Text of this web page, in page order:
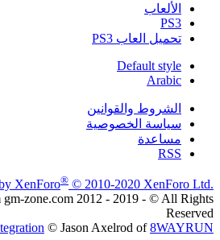
الألعاب
PS3
تحميل العاب PS3
Default style
Arabic
الشروط والقوانين
سياسة الخصوصية
مساعدة
RSS
XenForo® © 2010-2020 XenForo Ltd.
gm-zone.com 2012 - 2019 - © All Rights
Reserved
© Jason Axelrod of8WAYRUN